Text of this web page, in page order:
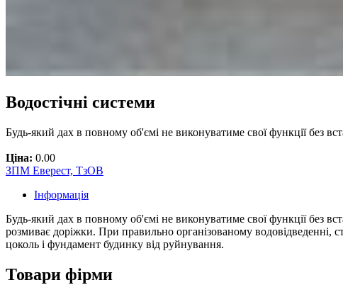
Водостічні системи
Будь-який дах в повному об'ємі не виконуватиме свої функції без
Ціна: 0.00
ЗПМ Еверест, ТзОВ
Інформація
Будь-який дах в повному об'ємі не виконуватиме свої функції без
розмиває доріжки. При правильно організованому водовідведенні,
цоколь і фундамент будинку від руйнування.
Товари фірми